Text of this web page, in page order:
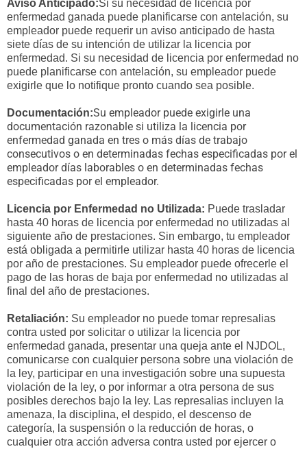
Aviso Anticipado:Si su necesidad de licencia por
enfermedad ganada puede planificarse con antelación, su
empleador puede requerir un aviso anticipado de hasta
siete días de su intención de utilizar la licencia por
enfermedad. Si su necesidad de licencia por enfermedad no
puede planificarse con antelación, su empleador puede
exigirle que lo notifique pronto cuando sea posible.
Documentación:Su empleador puede exigirle una
documentación razonable si utiliza la licencia por
enfermedad ganada en tres o más días de trabajo
consecutivos o en determinadas fechas especificadas por el
empleador días laborables o en determinadas fechas
especificadas por el empleador.
Licencia por Enfermedad no Utilizada: Puede trasladar
hasta 40 horas de licencia por enfermedad no utilizadas al
siguiente año de prestaciones. Sin embargo, tu empleador
está obligada a permitirle utilizar hasta 40 horas de licencia
por año de prestaciones. Su empleador puede ofrecerle el
pago de las horas de baja por enfermedad no utilizadas al
final del año de prestaciones.
Retaliación: Su empleador no puede tomar represalias
contra usted por solicitar o utilizar la licencia por
enfermedad ganada, presentar una queja ante el NJDOL,
comunicarse con cualquier persona sobre una violación de
la ley, participar en una investigación sobre una supuesta
violación de la ley, o por informar a otra persona de sus
posibles derechos bajo la ley. Las represalias incluyen la
amenaza, la disciplina, el despido, el descenso de
categoría, la suspensión o la reducción de horas, o
cualquier otra acción adversa contra usted por ejercer o